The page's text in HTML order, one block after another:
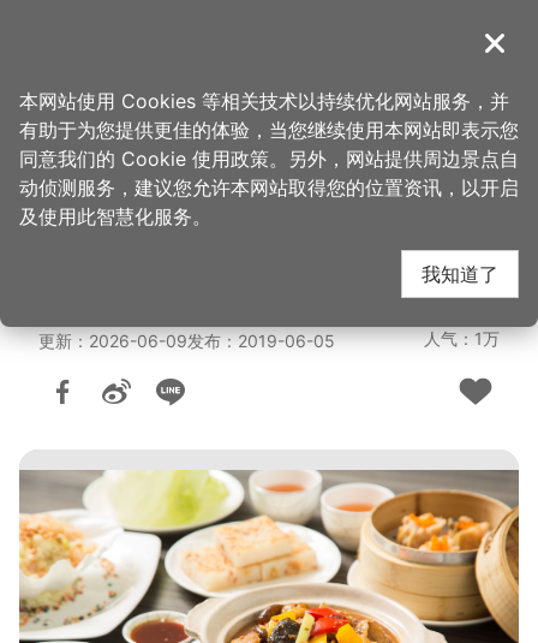
導覽
首页 > 想去的地方 > 美食、购物 > 美食快搜
福容大饭店 桃园机场捷
运 A8-福粤楼
更新：2026-06-09发布：2019-06-05 人气：1万
关闭
本网站使用 Cookies 等相关技术以持续优化网站服务，并
有助于为您提供更佳的体验，当您继续使用本网站即表示您
同意我们的 Cookie 使用政策。另外，网站提供周边景点自
动侦测服务，建议您允许本网站取得您的位置资讯，以开启
及使用此智慧化服务。
我知道了